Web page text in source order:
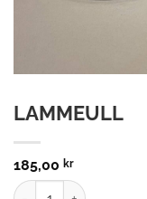
LAMMEULL
185,00 kr
LAMMEULL antall